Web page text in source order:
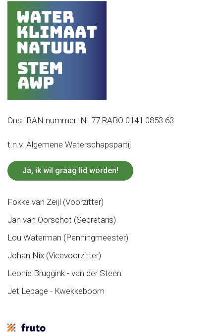
Ons IBAN nummer: NL77 RABO 0141 0853 63
t.n.v. Algemene Waterschapspartij
Ja, ik wil graag lid worden!
Fokke van Zeijl (Voorzitter)
Jan van Oorschot (Secretaris)
Lou Waterman (Penningmeester)
Johan Nix (Vicevoorzitter)
Leonie Bruggink - van der Steen
Jet Lepage - Kwekkeboom